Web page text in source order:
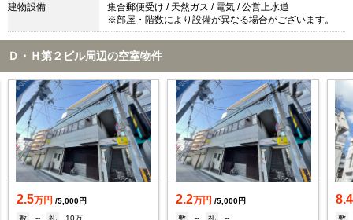
建物設備
集合郵便受け / 天然ガス / 電気 / 公営上水道
※部屋・階数により設備が異なる場合がございます。
Ｄ・Ｈ第２ビル周辺の空室物件
2.5万円 /5,000円
敷
-- 礼 10万
2.2万円 /5,000円
敷
-- 礼 --
8.4
敷